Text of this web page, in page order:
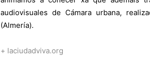
audiovisuales de Cámara urbana,
(Almería).
+ laciudadviva.org